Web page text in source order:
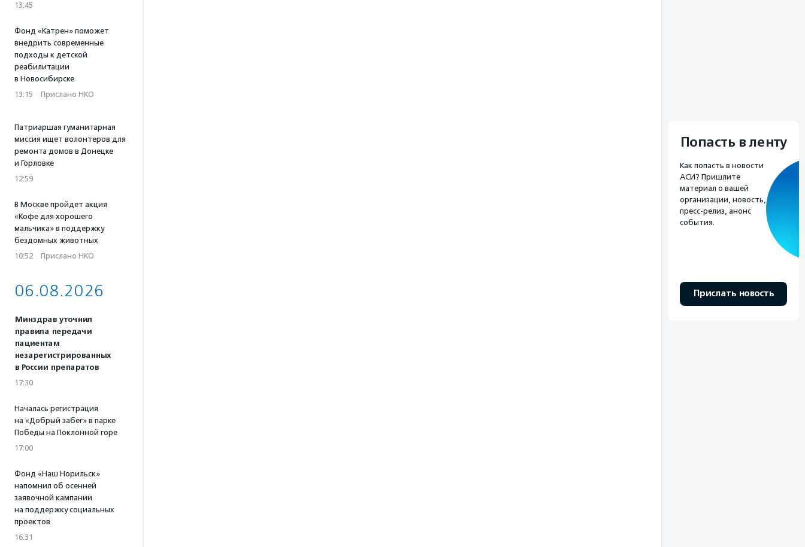
13:45
Фонд «Катрен» поможет
внедрить современные
подходы к детской
реабилитации
в Новосибирске
13:15 · Прислано НКО
Патриаршая гуманитарная
миссия ищет волонтеров для
ремонта домов в Донецке
и Горловке
12:59
В Москве пройдет акция
«Кофе для хорошего
мальчика» в поддержку
бездомных животных
10:52 · Прислано НКО
06.08.2026
Минздрав уточнил
правила передачи
пациентам
незарегистрированных
в России препаратов
17:30
Началась регистрация
на «Добрый забег» в парке
Победы на Поклонной горе
17:00
Фонд «Наш Норильск»
напомнил об осенней
заявочной кампании
на поддержку социальных
проектов
16:31
Попасть в ленту
Как попасть в новости
АСИ? Пришлите
материал о вашей
организации, новость,
пресс-релиз, анонс
события.
Прислать новость